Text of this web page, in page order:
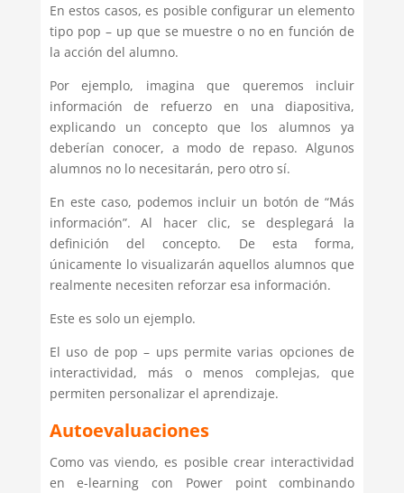
En estos casos, es posible configurar un elemento
tipo pop – up que se muestre o no en función de
la acción del alumno.
Por ejemplo, imagina que queremos incluir
información de refuerzo en una diapositiva,
explicando un concepto que los alumnos ya
deberían conocer, a modo de repaso. Algunos
alumnos no lo necesitarán, pero otro sí.
En este caso, podemos incluir un botón de “Más
información”. Al hacer clic, se desplegará la
definición del concepto. De esta forma,
únicamente lo visualizarán aquellos alumnos que
realmente necesiten reforzar esa información.
Este es solo un ejemplo.
El uso de pop – ups permite varias opciones de
interactividad, más o menos complejas, que
permiten personalizar el aprendizaje.
Autoevaluaciones
Como vas viendo, es posible crear interactividad
en e-learning con Power point combinando